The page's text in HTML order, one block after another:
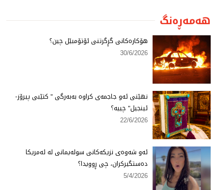
هەمەڕەنگ
هۆكارەكانی گڕگرتنی ئۆتۆمبێل چین؟
30/6/2026
نهێنی ئەو جاجمەی كراوە بەبەرگی " كتێبی پیرۆز-
ئینجیل" چییە؟
22/6/2026
ئەو شەوەی نزیكەكانی سولەیمانی لە ئەمریكا
دەستگیركران، چی ڕوویدا؟
5/4/2026